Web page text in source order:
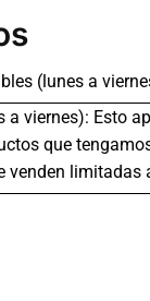
(lunes a
a viernes): Esto
que
venden